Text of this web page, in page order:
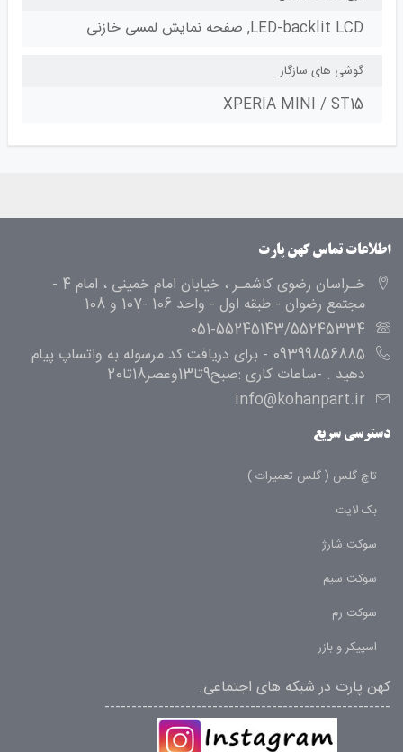
LED-backlit LCD, صفحه نمایش لمسی خازنی
گوشی های سازگار
XPERIA MINI / ST15
اطلاعات تماس کهن پارت
خـراسان رضوی کاشمـر ، خیابان امام خمینی ، امام 4 -
مجتمع رضوان - طبقه اول - واحد 106 -107 و 108
051-55245143/55245334
09399856885 - برای دریافت کد مرسوله به واتساپ پیام
دهید . -ساعات کاری :صبح9تا13وعصر18تا20
info@kohanpart.ir
دسترسی سریع
تاچ گلس ( گلس تعمیرات )
بک لایت
سوکت شارژ
سوکت سیم
سوکت رم
اسپیکر و بازر
کهن پارت در شبکه های اجتماعی.
-----------------------------------------------------